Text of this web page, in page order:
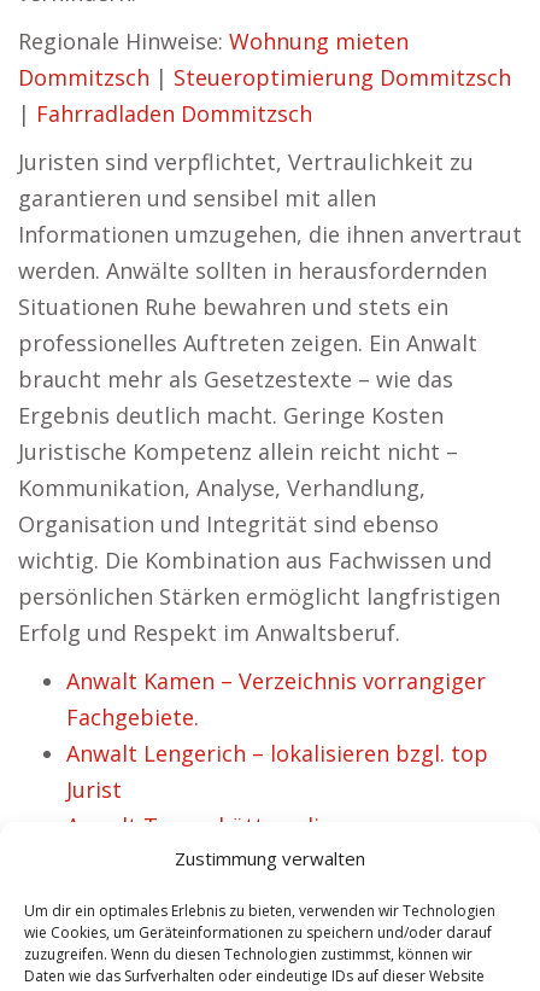
Zustimmung verwalten
Um dir ein optimales Erlebnis zu bieten, verwenden wir Technologien
wie Cookies, um Geräteinformationen zu speichern und/oder darauf
zuzugreifen. Wenn du diesen Technologien zustimmst, können wir
Daten wie das Surfverhalten oder eindeutige IDs auf dieser Website
Regionale Hinweise: Wohnung mieten
Dommitzsch | Steueroptimierung Dommitzsch
| Fahrradladen Dommitzsch
Juristen sind verpflichtet, Vertraulichkeit zu
garantieren und sensibel mit allen
Informationen umzugehen, die ihnen anvertraut
werden. Anwälte sollten in herausfordernden
Situationen Ruhe bewahren und stets ein
professionelles Auftreten zeigen. Ein Anwalt
braucht mehr als Gesetzestexte – wie das
Ergebnis deutlich macht. Geringe Kosten
Juristische Kompetenz allein reicht nicht –
Kommunikation, Analyse, Verhandlung,
Organisation und Integrität sind ebenso
wichtig. Die Kombination aus Fachwissen und
persönlichen Stärken ermöglicht langfristigen
Erfolg und Respekt im Anwaltsberuf.
Anwalt Kamen – Verzeichnis vorrangiger
Fachgebiete.
Anwalt Lengerich – lokalisieren bzgl. top
Jurist
Anwalt Tangerhütte – diverse
Rechtsgebiete.
Anwalt Zittau – Anwaltsmarketing.
Anwalt Recklinghausen – treffen für 1A
Verteidiger